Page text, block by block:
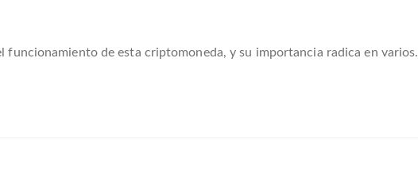
funcionamiento de esta criptomoneda, y su importancia radica en varios.